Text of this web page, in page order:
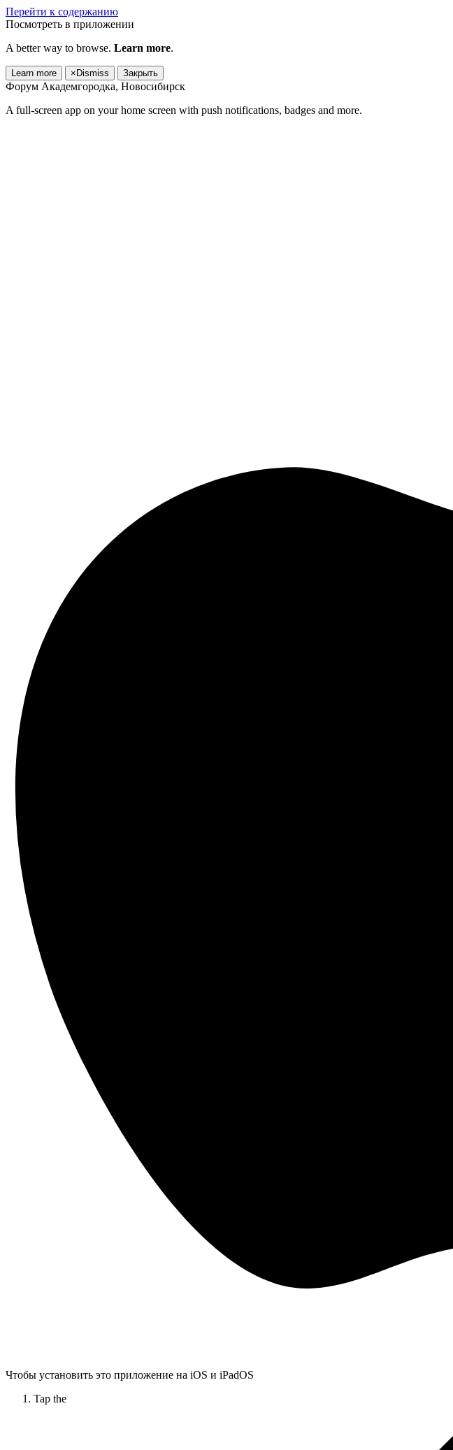
Перейти к содержанию
Посмотреть в приложении
A better way to browse. Learn more.
Learn more × Dismiss Закрыть
Форум Академгородка, Новосибирск
A full-screen app on your home screen with push notifications, badges and more.
Чтобы установить это приложение на iOS и iPadOS
Tap the